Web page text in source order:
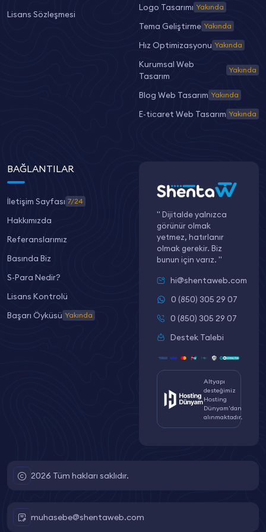
Lisans Sözleşmesi
Logo Tasarımı Yakında
Tema Geliştirme Yakında
Hız Optimizasyonu Yakında
Kurumsal Web
Tasarım
Yakında
Blog Web Tasarım Yakında
E-ticaret Web Tasarım Yakında
BAĞLANTILAR
İletişim Sayfası 7/24
Hakkımızda
Referanslarımız
Basında Biz
S-Para Nedir?
Lisans Kontrolü
Başarı Öyküsü Yakında
" Dijitalde yalnızca
görünür olmak
yetmez, hatırlanır
olmak gerekir. Biz
bunun için varız. "
hi@shentaweb.com
0 (850) 305 29 07
0 (850) 305 29 07
Destek Talebi
Altyapı
desteğimiz
Hosting
Dünyam'dan
alınmaktadır.
2026 Tüm hakları saklıdır.
muhasebe@shentaweb.com